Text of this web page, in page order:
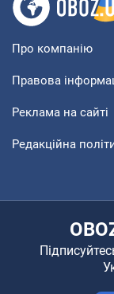
Про компанію
Правова
Реклама на сайті
Редакційна